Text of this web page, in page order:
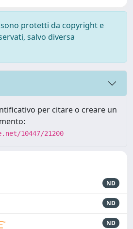
protetti da copyright e
salvo diversa
per citare o creare un
10447/21200
ND
ND
ND